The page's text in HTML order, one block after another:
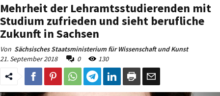
Mehrheit der Lehramtsstudierenden mit
Studium zufrieden und sieht berufliche
Zukunft in Sachsen
Von Sächsisches Staatsministerium für Wissenschaft und Kunst
21. September 2018
0 130